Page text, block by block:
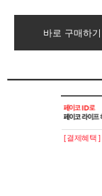
바로 구매하기
[ 결제혜택 ]